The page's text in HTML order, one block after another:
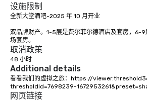
设施限制
全新大堂酒吧-2025 年 10 月开业
双品牌财产。1-5层是费尔菲尔德酒店及套房，6-
场套房。
取消政策
48 小时
Additional details
看看我们的虚拟之旅：https://
thresholdId=7698239-
网页链接